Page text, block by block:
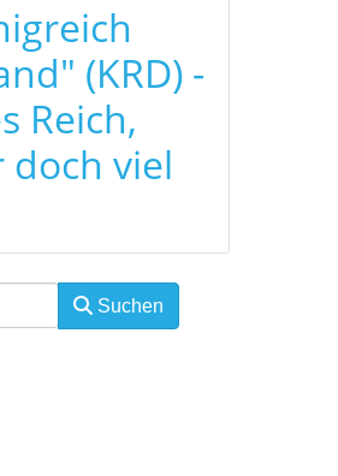
(KRD) -
Reich,
doch viel
Suchen